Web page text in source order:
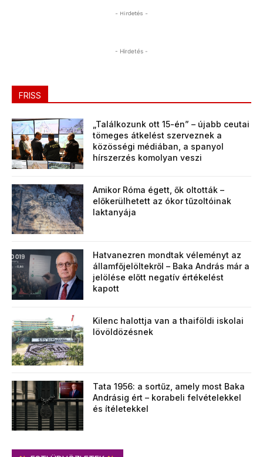
- Hirdetés -
- Hirdetés -
FRISS
„Találkozunk ott 15-én” – újabb ceutai
tömeges átkelést szerveznek a
közösségi médiában, a spanyol
hírszerzés komolyan veszi
Amikor Róma égett, ők oltották –
előkerülhetett az ókor tűzoltóinak
laktanyája
Hatvanezren mondtak véleményt az
államfőjelöltekről – Baka András már a
jelölése előtt negatív értékelést
kapott
Kilenc halottja van a thaiföldi iskolai
lövöldözésnek
Tata 1956: a sortűz, amely most Baka
Andrásig ért – korabeli felvételekkel
és ítéletekkel